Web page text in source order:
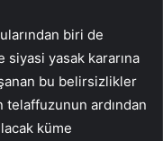
biri de
siyasi yasak kararına
bu belirsizlikler
telaffuzunun ardından
küme